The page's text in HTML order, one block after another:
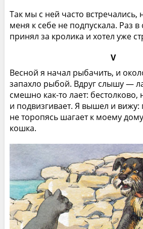
Так мы с ней часто встречались,
меня к себе не подпускала. Раз в
принял за кролика и хотел уже
V
Весной я начал рыбачить, и
запахло рыбой. Вдруг слышу —
смешно как-то лает: бестолково,
и подвизгивает. Я вышел и вижу:
не торопясь шагает к моему
кошка.